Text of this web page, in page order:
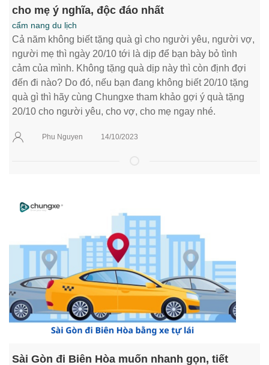
cho mẹ ý nghĩa, độc đáo nhất
cẩm nang du lịch
Cả năm không biết tặng quà gì cho người yêu, người vợ,
người mẹ thì ngày 20/10 tới là dịp để bạn bày bỏ tình
cảm của mình. Không tặng quà dịp này thì còn định đợi
đến đi nào? Do đó, nếu bạn đang không biết 20/10 tặng
quà gì thì hãy cùng Chungxe tham khảo gợi ý quà tặng
20/10 cho người yêu, cho vợ, cho mẹ ngay nhé.
Phu Nguyen 14/10/2023
Sài Gòn đi Biên Hòa muốn nhanh gọn, tiết